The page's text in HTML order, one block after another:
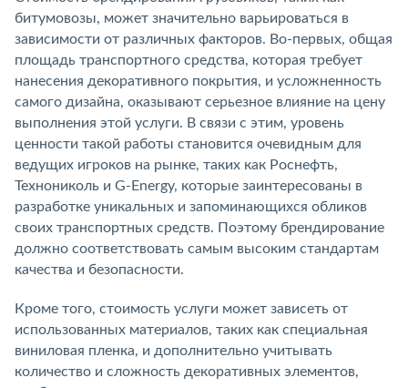
битумовозы, может значительно варьироваться в
зависимости от различных факторов. Во-первых, общая
площадь транспортного средства, которая требует
нанесения декоративного покрытия, и усложненность
самого дизайна, оказывают серьезное влияние на цену
выполнения этой услуги. В связи с этим, уровень
ценности такой работы становится очевидным для
ведущих игроков на рынке, таких как Роснефть,
Технониколь и G-Energy, которые заинтересованы в
разработке уникальных и запоминающихся обликов
своих транспортных средств. Поэтому брендирование
должно соответствовать самым высоким стандартам
качества и безопасности.
Кроме того, стоимость услуги может зависеть от
использованных материалов, таких как специальная
виниловая пленка, и дополнительно учитывать
количество и сложность декоративных элементов,